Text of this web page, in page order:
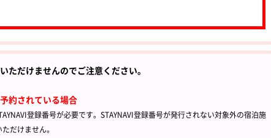
ただけませんのでご注意ください。
約されている場合
登録番号が必要です。STAYNAVI登録番号が発行されない対象外の宿泊施
だけません。